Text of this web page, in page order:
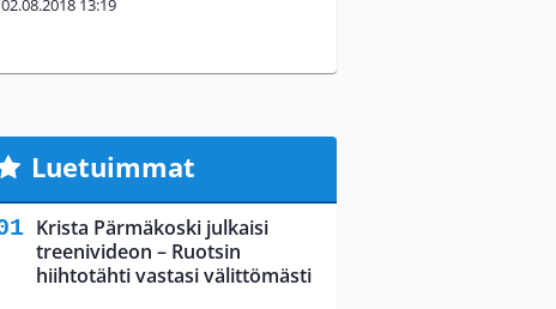
02.08.2018 13:19
Luetuimmat
Krista Pärmäkoski julkaisi
treenivideon – Ruotsin
hiihtotähti vastasi välittömästi